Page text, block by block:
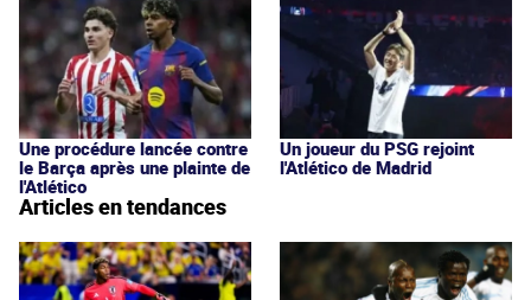
Une procédure lancée contre
le Barça après une plainte de
l'Atlético
Un joueur du PSG rejoint
l'Atlético de Madrid
Articles en tendances